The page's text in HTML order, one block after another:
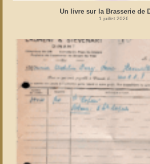
Un livre sur la Brasserie de
1 juillet 2026